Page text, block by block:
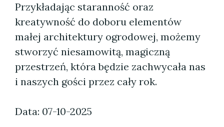
Przykładając staranność oraz
kreatywność do doboru elementów
małej architektury ogrodowej, możemy
stworzyć niesamowitą, magiczną
przestrzeń, która będzie zachwycała nas
i naszych gości przez cały rok.
Data: 07-10-2025